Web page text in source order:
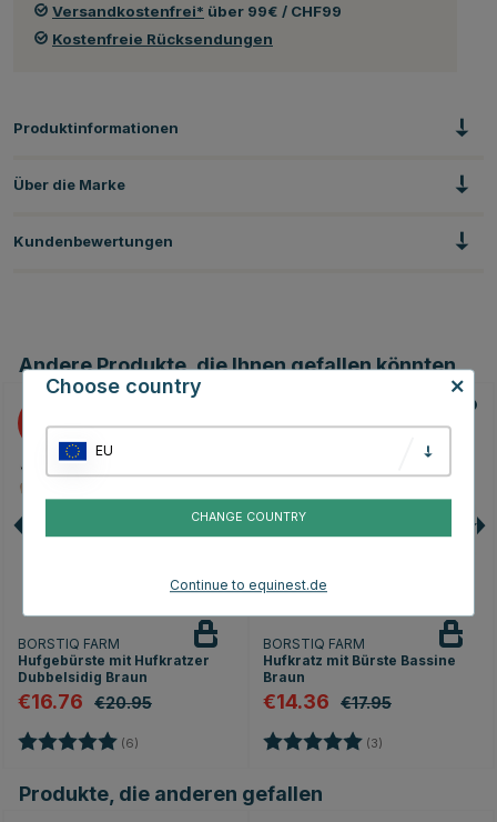
Versandkostenfrei* über 99€ / CHF99
Kostenfreie Rücksendungen
Produktinformationen
Über die Marke
Kundenbewertungen
Andere Produkte, die Ihnen gefallen könnten
20
BORSTIQ FARM
Hufgebürste mit Hufkratzer
Dubbelsidig Braun
€16.76 €20.95
Bewertung: (6)
20
BORSTIQ FARM
Hufkratz mit Bürste Bassine
Braun
€14.36 €17.95
Bewertung: (3)
Produkte, die anderen gefallen
Choose country
EU
CHANGE COUNTRY
Continue to equinest.de